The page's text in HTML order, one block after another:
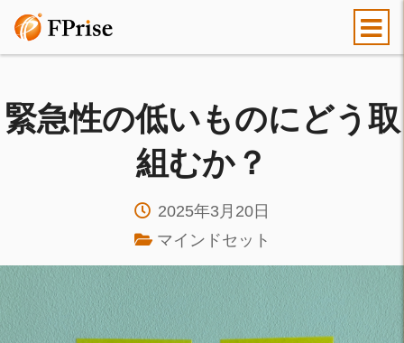
緊急性の低いものにどう取
組むか？
2025年3月20日
マインドセット